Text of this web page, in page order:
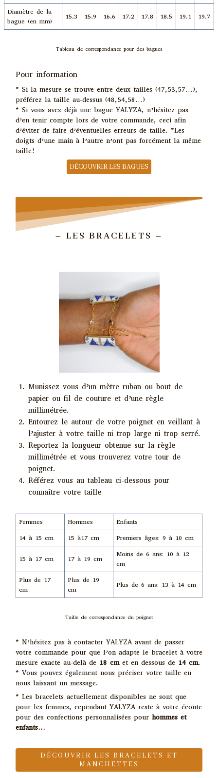
Diamètre de la
bague (en mm)
15.3 15.9 16.6 17.2 17.8 18.5 19.1 19.7
Tableau de correspondance pour des bagues
Pour information
* Si la mesure se trouve entre deux tailles (47,53,57…),
préférez la taille au-dessus (48,54,58…)
* Si vous avez déjà une bague YALYZA, n’hésitez pas
d’en tenir compte lors de votre commande, ceci afin
d’éviter de faire d’éventuelles erreurs de taille. *Les
doigts d’une main à l’autre n’ont pas forcément la même
taille!
DÉCOUVRIR LES BAGUES
– LES BRACELETS –
Munissez vous d’un mètre ruban ou bout de
papier ou fil de couture et d’une règle
millimétrée.
Entourez le autour de votre poignet en veillant à
l’ajuster à votre taille ni trop large ni trop serré.
Reportez la longueur obtenue sur la règle
millimétrée et vous trouverez votre tour de
poignet.
Référez vous au tableau ci-dessous pour
connaître votre taille
Femmes Hommes
Enfants
14 à 15 cm
15 à17 cm Premiers âges: 9 à 10 cm
15 à 17 cm 17 à 19 cm
Moins de 6 ans: 10 à 12
cm
Plus de 17
cm
Plus de 19
cm
Plus de 6 ans: 13 à 14 cm
Taille de correspondance du poignet
* N’hésitez pas à contacter YALYZAavant de passer
votre commande pour que l’on adapte le bracelet à votre
mesure exacte au-delà de 18 cmet en dessous de 14 cm.
* Vous pouvez également nous préciser votre taille en
nous laissant un message.
* Les bracelets actuellement disponibles ne sont que
pour les femmes, cependant YALYZA reste à votre écoute
pour des confections personnalisées pour hommes et
enfants…
DÉCOUVRIR LES BRACELETS ET
MANCHETTES